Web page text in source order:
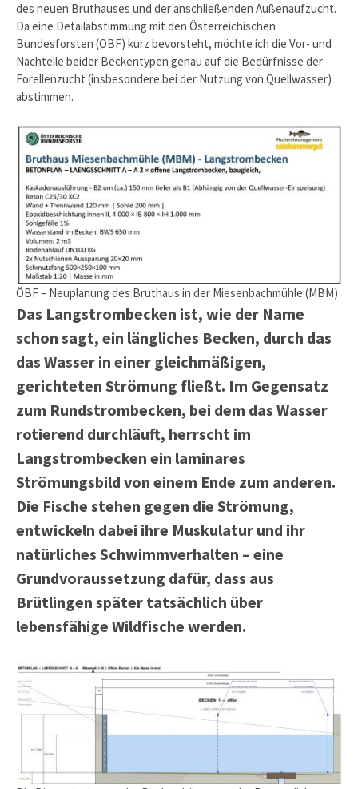
des neuen Bruthauses und der anschließenden Außenaufzucht.
Da eine Detailabstimmung mit den Österreichischen
Bundesforsten (ÖBF) kurz bevorsteht, möchte ich die Vor- und
Nachteile beider Beckentypen genau auf die Bedürfnisse der
Forellenzucht (insbesondere bei der Nutzung von Quellwasser)
abstimmen.
ÖBF – Neuplanung des Bruthaus in der Miesenbachmühle (MBM)
Das Langstrombecken ist, wie der Name
schon sagt, ein längliches Becken, durch das
das Wasser in einer gleichmäßigen,
gerichteten Strömung fließt. Im Gegensatz
zum Rundstrombecken, bei dem das Wasser
rotierend durchläuft, herrscht im
Langstrombecken ein laminares
Strömungsbild von einem Ende zum anderen.
Die Fische stehen gegen die Strömung,
entwickeln dabei ihre Muskulatur und ihr
natürliches Schwimmverhalten – eine
Grundvoraussetzung dafür, dass aus
Brütlingen später tatsächlich über
lebensfähige Wildfische werden.